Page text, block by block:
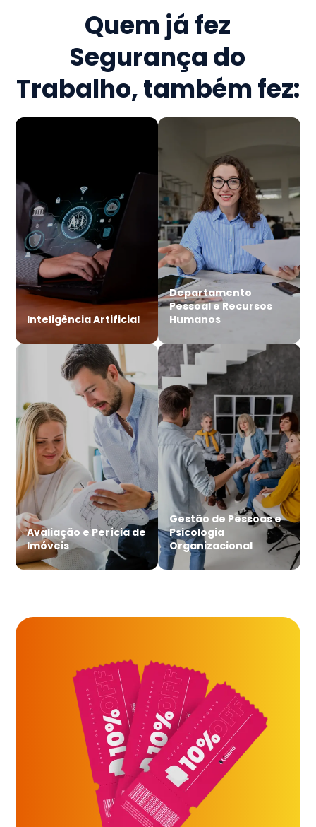
Quem já fez
Segurança do
Trabalho, também fez:
Inteligência Artificial
Departamento
Pessoal e Recursos
Humanos
Avaliação e Perícia de
Imóveis
Gestão de Pessoas e
Psicologia
Organizacional